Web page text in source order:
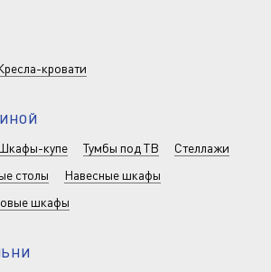
кровати
купе Тумбы под ТВ
Стеллажи
столы
Навесные шкафы
шкафы